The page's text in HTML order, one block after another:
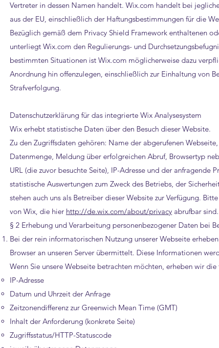
Vertreter in dessen Namen handelt. Wix.com handelt bei
aus der EU, einschließlich der Haftungsbestimmungen für die
Bezüglich gemäß dem Privacy Shield Framework enthaltenen
unterliegt Wix.com den Regulierungs- und
bestimmten Situationen ist Wix.com möglicherweise dazu
Anordnung hin offenzulegen, einschließlich zur Einhaltung von
Strafverfolgung.
Datenschutzerklärung für das integrierte Wix Analysesystem
Wix erhebt statistische Daten über den Besuch dieser Website.
Zu den Zugriffsdaten gehören: Name der abgerufenen
Datenmenge, Meldung über erfolgreichen Abruf, Browsertyp
URL (die zuvor besuchte Seite), IP-Adresse und der
statistische Auswertungen zum Zweck des Betriebs, der
stehen auch uns als Betreiber dieser Website zur Verfügung.
von Wix, die hier http://de.wix.com/about/privacy abrufbar sind.​
§ 2 Erhebung und Verarbeitung personenbezogener Daten bei
Bei der rein informatorischen Nutzung unserer Webseite
Browser an unseren Server übermittelt. Diese Informationen
Wenn Sie unsere Webseite betrachten möchten, erheben wir
IP-Adresse
Datum und Uhrzeit der Anfrage
Zeitzonendifferenz zur Greenwich Mean Time (GMT)
Inhalt der Anforderung (konkrete Seite)
Zugriffsstatus/HTTP-Statuscode